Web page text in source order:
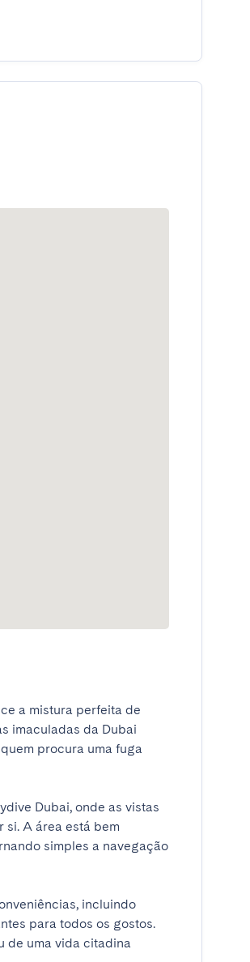
a mistura perfeita de
imaculadas da Dubai
procura uma fuga
Dubai, onde as vistas
A área está bem
simples a navegação
incluindo
para todos os gostos.
de uma vida citadina